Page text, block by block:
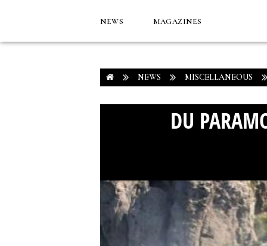
NEWS MAGAZINES
NEWS MISCELLANEOUS
DU